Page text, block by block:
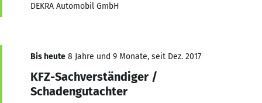
DEKRA Automobil GmbH
Bis heute 8 Jahre und 9 Monate, seit Dez. 2017
KFZ-Sachverständiger /
Schadengutachter